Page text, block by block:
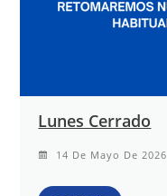
Lunes Cerrado
14 De Mayo De 2026